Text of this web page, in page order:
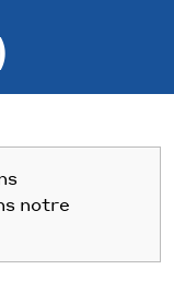
notre